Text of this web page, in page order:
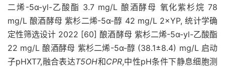
二烯-5α-yl-乙酸酯 3.7 mg/L 酿酒酵母 氧化紫杉烷 78
mg/L 酿酒酵母 紫杉二烯-5α-醇 42 mg/L 2×YP, 统计学确
定性筛选设计 2022 [60] 酿酒酵母 紫杉二烯-5α-yl-乙酸酯
22 mg/L 酿酒酵母 紫杉二烯-5α-醇 (38.1±8.4) mg/L 启动
子pHXT7,融合表达T5OH和CPR,中性pH条件下静息细胞测